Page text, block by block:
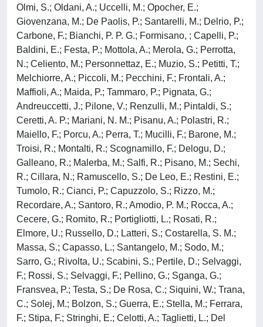
Olmi, S.; Oldani, A.; Uccelli, M.; Opocher, E.;
Giovenzana, M.; De Paolis, P.; Santarelli, M.; Delrio, P.;
Carbone, F.; Bianchi, P. P. G.; Formisano, ; Capelli, P.;
Baldini, E.; Festa, P.; Mottola, A.; Merola, G.; Perrotta,
N.; Celiento, M.; Personnettaz, E.; Muzio, S.; Petitti, T.;
Melchiorre, A.; Piccoli, M.; Pecchini, F.; Frontali, A.;
Maffioli, A.; Maida, P.; Tammaro, P.; Pignata, G.;
Andreuccetti, J.; Pilone, V.; Renzulli, M.; Pintaldi, S.;
Ceretti, A. P.; Mariani, N. M.; Pisanu, A.; Polastri, R.;
Maiello, F.; Porcu, A.; Perra, T.; Mucilli, F.; Barone, M.;
Troisi, R.; Montalti, R.; Scognamillo, F.; Delogu, D.;
Galleano, R.; Malerba, M.; Salfi, R.; Pisano, M.; Sechi,
R.; Cillara, N.; Ramuscello, S.; De Leo, E.; Restini, E.;
Tumolo, R.; Cianci, P.; Capuzzolo, S.; Rizzo, M.;
Recordare, A.; Santoro, R.; Amodio, P. M.; Rocca, A.;
Cecere, G.; Romito, R.; Portigliotti, L.; Rosati, R.;
Elmore, U.; Russello, D.; Latteri, S.; Costarella, S. M.;
Massa, S.; Capasso, L.; Santangelo, M.; Sodo, M.;
Sarro, G.; Rivolta, U.; Scabini, S.; Pertile, D.; Selvaggi,
F.; Rossi, S.; Selvaggi, F.; Pellino, G.; Sganga, G.;
Fransvea, P.; Testa, S.; De Rosa, C.; Siquini, W.; Trana,
C.; Solej, M.; Bolzon, S.; Guerra, E.; Stella, M.; Ferrara,
F.; Stipa, F.; Stringhi, E.; Celotti, A.; Taglietti, L.; Del